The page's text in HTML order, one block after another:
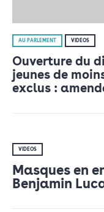
AU PARLEMENT VIDÉOS
Ouverture du
jeunes de
exclus :
VIDÉOS
Masques en
Benjamin